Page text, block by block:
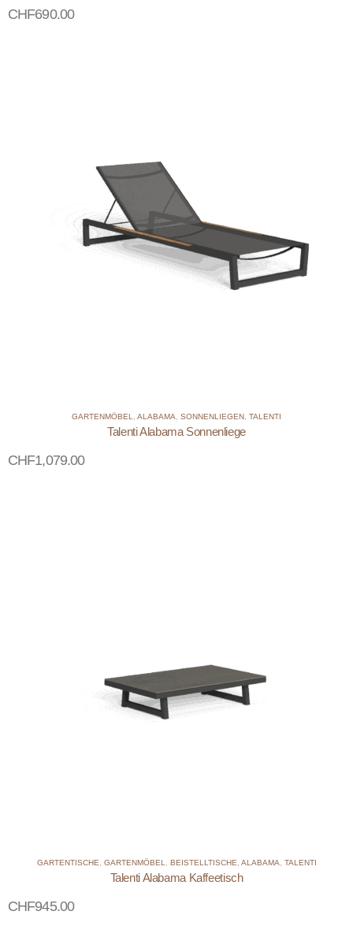
CHF690.00
GARTENMÖBEL ALABAMA SONNENLIEGEN TALENTI
Talenti Alabama Sonnenliege
CHF1,079.00
GARTENTISCHE GARTENMÖBEL BEISTELLTISCHE ALABAMA TALENTI
Talenti Alabama Kaffeetisch
CHF945.00